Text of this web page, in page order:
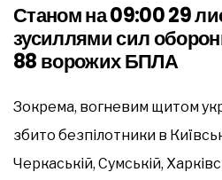
Станом на 09:00 29
зусиллями сил
88 ворожих БПЛА
Зокрема, вогневим щитом
збито безпілотники в
Черкаській, Сумській,